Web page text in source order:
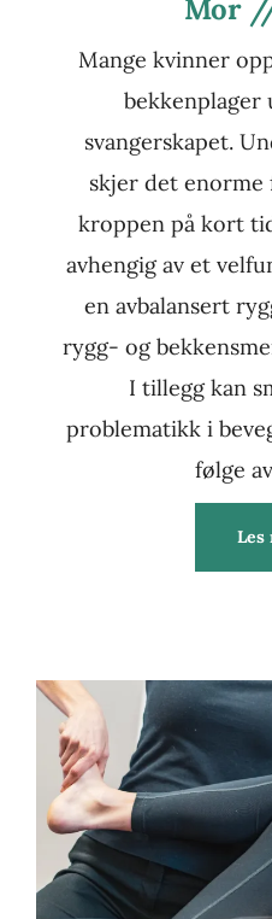
Mor
Mange kvinner
bekkenplager
svangerskapet.
skjer det
kroppen på kort
avhengig av et
en avbalansert
rygg- og
I tillegg kan
problematikk i
følge
Les